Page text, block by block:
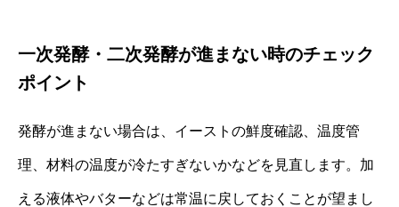
一次発酵・二次発酵が進まない時のチェック
ポイント
発酵が進まない場合は、イーストの鮮度確認、温度管
理、材料の温度が冷たすぎないかなどを見直します。加
える液体やバターなどは常温に戻しておくことが望まし